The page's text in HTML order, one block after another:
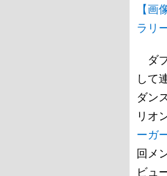
【
ラリ
ダ
して
ダン
リオ
ーガ
回メ
ビュ